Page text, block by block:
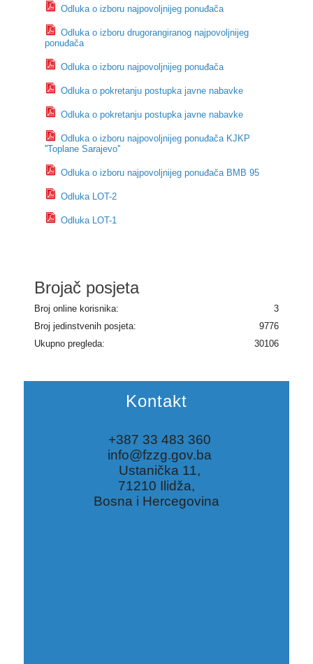
Odluka o izboru najpovoljnijeg ponuđača
Odluka o izboru drugorangiranog najpovoljnijeg
ponuđača
Odluka o izboru najpovoljnijeg ponuđača
Odluka o pokretanju postupka javne nabavke
Odluka o pokretanju postupka javne nabavke
Odluka o izboru najpovoljnijeg ponuđača KJKP
''Toplane Sarajevo''
Odluka o izboru najpovoljnijeg ponuđača BMB 95
Odluka LOT-2
Odluka LOT-1
Brojač posjeta
Broj online korisnika:
3
Broj jedinstvenih posjeta:
9776
Ukupno pregleda:
30106
Kontakt
+387 33 483 360
info@fzzg.gov.ba
Ustanička 11,
71210 Ilidža,
Bosna i Hercegovina